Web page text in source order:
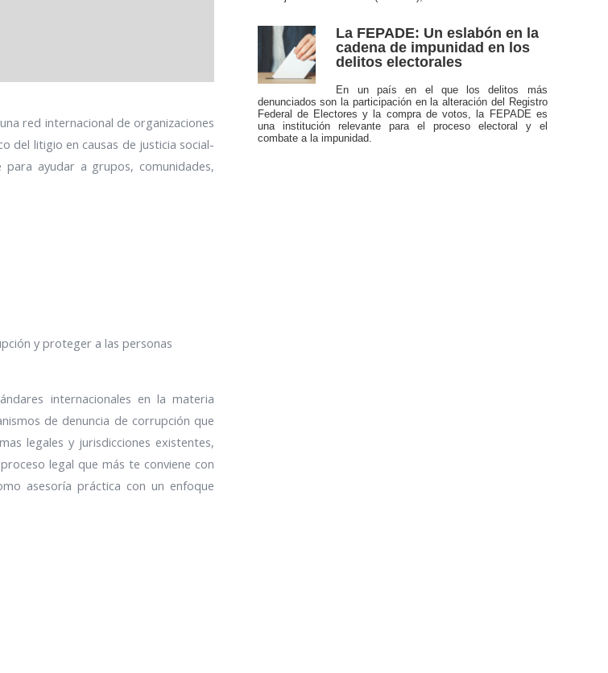
red internacional de organizaciones
del litigio en causas de justicia social-
ayudar a grupos, comunidades,
y proteger a las personas
internacionales en la materia
de denuncia de corrupción que
legales y jurisdicciones existentes,
legal que más te conviene con
asesoría práctica con un enfoque
La FEPADE: Un eslabón en la
cadena de impunidad en los
delitos electorales
En un país en el que los delitos más
denunciados son la participación en la alteración del Registro
Federal de Electores y la compra de votos, la FEPADE es
una institución relevante para el proceso electoral y el
combate a la impunidad.